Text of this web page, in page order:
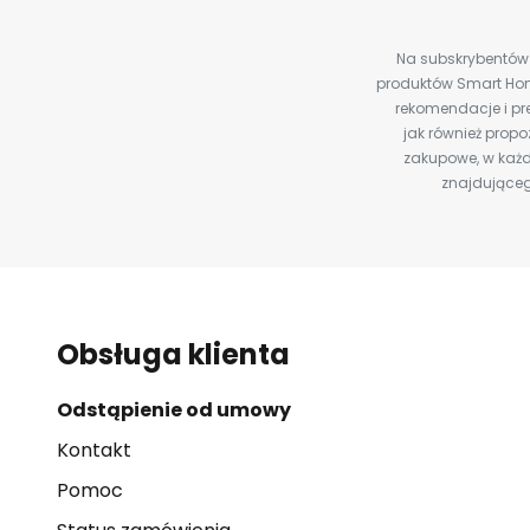
Na
produktów Smart
rekomendacje i
jak również
zakupowe, w
Obsługa klienta
Odstąpienie od umowy
Kontakt
Pomoc